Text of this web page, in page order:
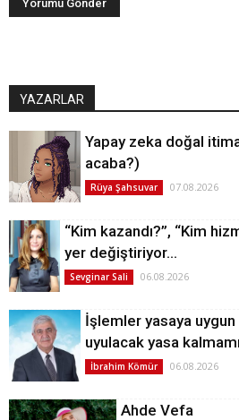
YAZARLAR
Yapay zeka doğal
acaba?)
Rüya Şahsuvar 07.08.2026
“Kim kazandı?”, “Kim
yer değiştiriyor…
Sevginar Sali 06.08.2026
İşlemler yasaya
uyulacak yasa
İbrahim Kömür 06.08.2026
Ahde Vefa